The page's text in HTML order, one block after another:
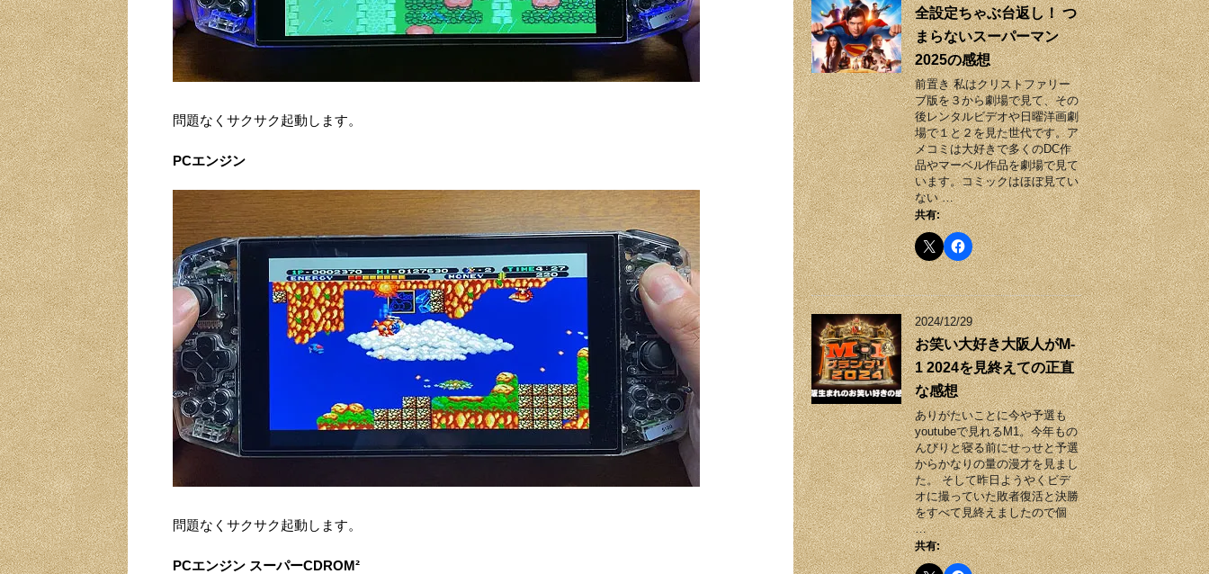
問題なくサクサク起動します。
PCエンジン
問題なくサクサク起動します。
PCエンジン スーパーCDROM²
全設定ちゃぶ台返し！ つ
まらないスーパーマン
2025の感想
前置き 私はクリストファリー
ブ版を３から劇場で見て、その
後レンタルビデオや日曜洋画劇
場で１と２を見た世代です。ア
メコミは大好きで多くのDC作
品やマーベル作品を劇場で見て
います。コミックはほぼ見てい
ない …
共有:
2024/12/29
お笑い大好き大阪人がM-
1 2024を見終えての正直
な感想
ありがたいことに今や予選も
youtubeで見れるM1。今年もの
んびりと寝る前にせっせと予選
からかなりの量の漫才を見まし
た。 そして昨日ようやくビデ
オに撮っていた敗者復活と決勝
をすべて見終えましたので個
…
共有: